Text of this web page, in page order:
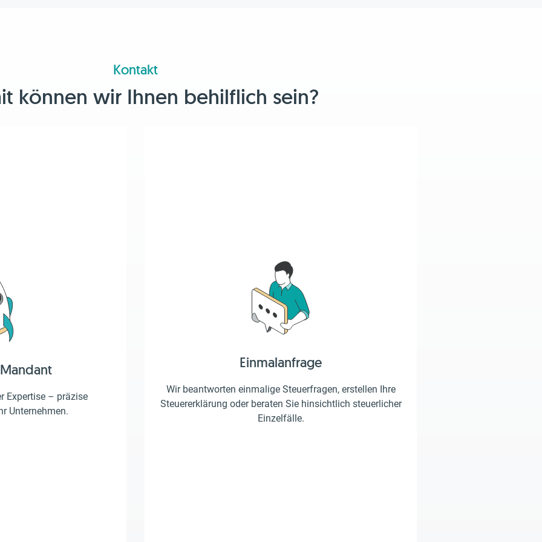
Kontakt
können wir Ihnen behilflich sein?
Expertise – präzise
Unternehmen.
Einmalanfrage
Wir beantworten einmalige Steuerfragen, erstellen Ihre
Steuererklärung oder beraten Sie hinsichtlich steuerlicher
Einzelfälle.